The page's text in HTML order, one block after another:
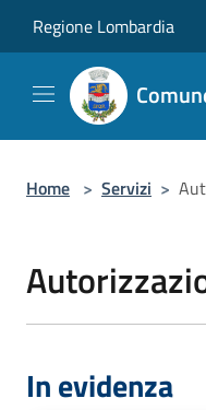
Regione Lombardia
Home > Servizi >
In evidenza